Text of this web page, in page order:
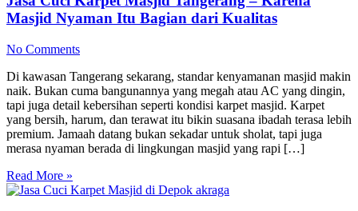
Masjid Nyaman Itu Bagian dari Kualitas
No Comments
Di kawasan Tangerang sekarang, standar kenyamanan masjid makin
naik. Bukan cuma bangunannya yang megah atau AC yang dingin,
tapi juga detail kebersihan seperti kondisi karpet masjid. Karpet
yang bersih, harum, dan terawat itu bikin suasana ibadah terasa lebih
premium. Jamaah datang bukan sekadar untuk sholat, tapi juga
merasa nyaman berada di lingkungan masjid yang rapi […]
Read More »